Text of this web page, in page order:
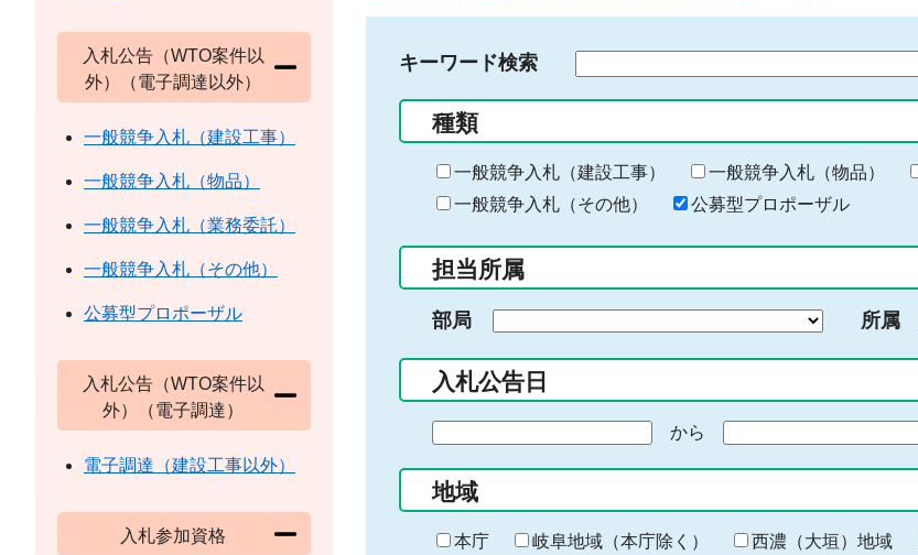
キーワード検索
る
キ
ー
ー
入
力
種類
一般競争入札（建設工事） 一般競争入札（物品）
一般競争入札（その他）
公募型プロポーザル
担当所属
部局 所属
入札公告日
の
始
ま
から
終
わ
地域
本庁 岐阜地域（本庁除く） 西濃（大垣）地域
入札公告（WTO案件以
外）（電子調達以外）
一般競争入札（建設工事）
一般競争入札（物品）
一般競争入札（業務委託）
一般競争入札（その他）
公募型プロポーザル
入札公告（WTO案件以
外）（電子調達）
電子調達（建設工事以外）
入札参加資格